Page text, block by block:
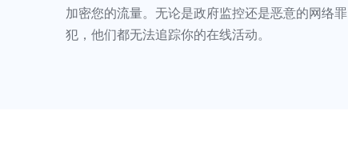
加密您的流量。无论是政府监控还是恶意的网络罪
犯，他们都无法追踪你的在线活动。